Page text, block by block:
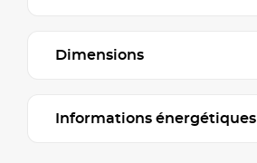
Dimensions
Informations énergétiques